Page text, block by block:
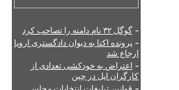
- گوگل ۳۲ نام دامنه را تصاحب کرد
- پرونده اکتا به دیوان دادگستری اروپا
ارجاع شد
- اعتراض به خودکشی تعدادی از
کارگران اپل در چین
-